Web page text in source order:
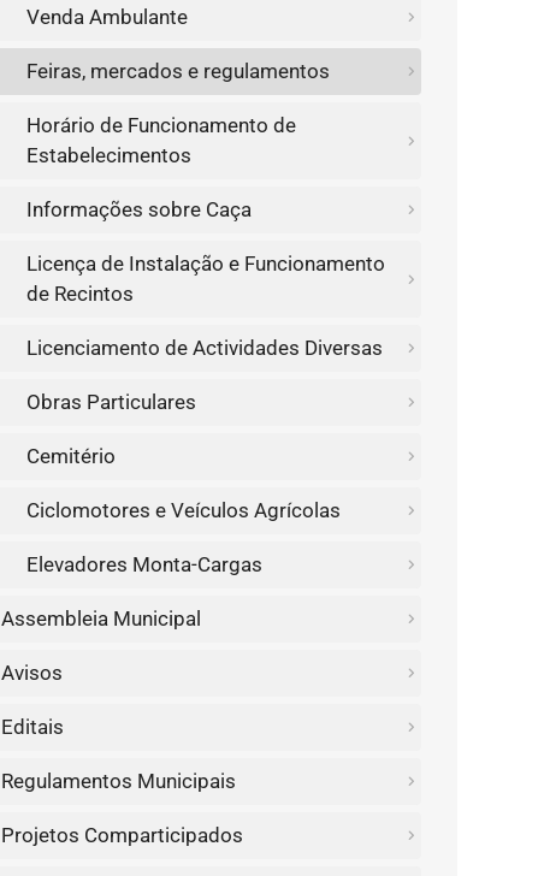
Venda Ambulante
Feiras, mercados e regulamentos
Horário de Funcionamento de
Estabelecimentos
Informações sobre Caça
Licença de Instalação e Funcionamento
de Recintos
Licenciamento de Actividades Diversas
Obras Particulares
Cemitério
Ciclomotores e Veículos Agrícolas
Elevadores Monta-Cargas
Assembleia Municipal
Avisos
Editais
Regulamentos Municipais
Projetos Comparticipados